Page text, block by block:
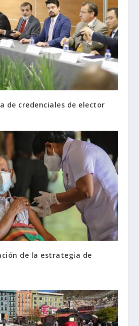
de credenciales de elector
de la estrategia de